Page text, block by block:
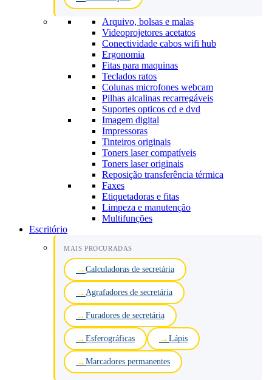
Arquivo, bolsas e malas
Videoprojetores acetatos
Conectividade cabos wifi hub
Ergonomia
Fitas para maquinas
Teclados ratos
Colunas microfones webcam
Pilhas alcalinas recarregáveis
Suportes opticos cd e dvd
Imagem digital
Impressoras
Tinteiros originais
Toners laser compatíveis
Toners laser originais
Reposição transferência térmica
Faxes
Etiquetadoras e fitas
Limpeza e manutenção
Multifunções
Escritório
MAIS PROCURADAS
Calculadoras de secretária
Agrafadores de secretária
Furadores de secretária
Esferográficas Lápis
Marcadores permanentes